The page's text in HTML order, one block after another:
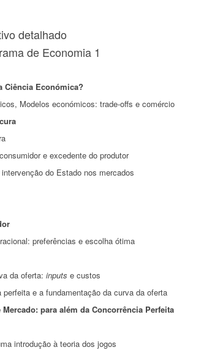
detalhado
de Economia 1
Ciência Económica?
Modelos económicos: trade-offs e comércio
e excedente do produtor
do Estado nos mercados
preferências e escolha ótima
da oferta: inputs e custos
e a fundamentação da curva da oferta
para além da Concorrência Perfeita
introdução à teoria dos jogos